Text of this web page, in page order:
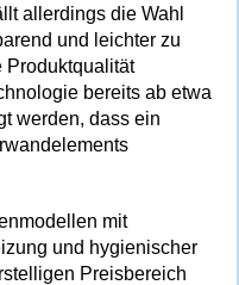
allerdings die Wahl
und leichter zu
Produktqualität
bereits ab etwa
werden, dass ein
mit
und hygienischer
Preisbereich